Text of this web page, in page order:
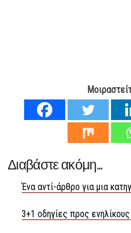
Διαβάστε ακόμη...
Ένα αντί-άρθρο για μια
3+1 οδηγίες προς